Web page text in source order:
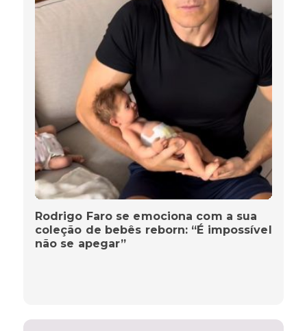
Rodrigo Faro se emociona com a sua
coleção de bebês reborn: “É impossível
não se apegar”